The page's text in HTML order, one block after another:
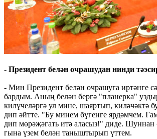
- Президент белән очрашудан нинди
- Мин Президент белән очрашуга иртәнге
бардым. Аның белән бергә "планерка"
килүчеләргә ул мине, шаяртып, киләчәктә
дип әйтте. "Бу минем бүгенге ярдәмчем.
дип мөрәҗәгать итә аласыз!" диде. Шуннан
гына үзем белән таныштырып үттем.